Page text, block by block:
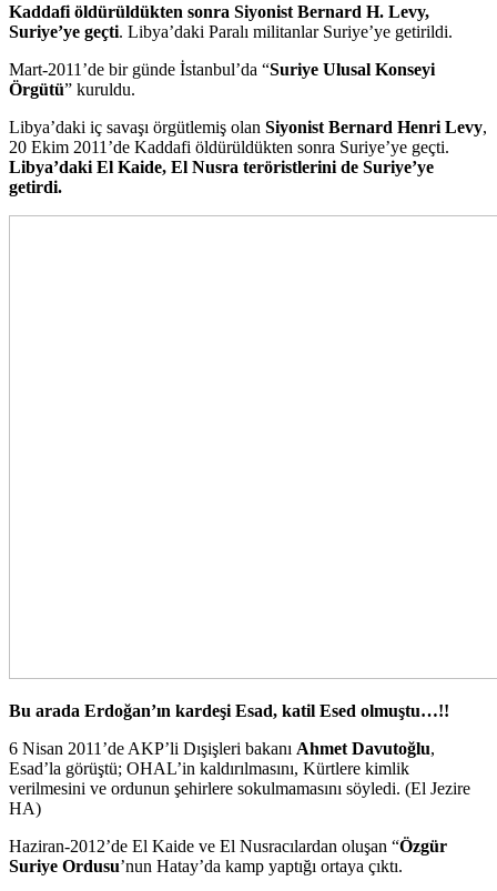
Kaddafi öldürüldükten sonra Siyonist Bernard H. Levy,
Suriye’ye geçti. Libya’daki Paralı militanlar Suriye’ye getirildi.
Mart-2011’de bir günde İstanbul’da “Suriye Ulusal Konseyi
Örgütü” kuruldu.
Libya’daki iç savaşı örgütlemiş olan Siyonist Bernard Henri Levy,
20 Ekim 2011’de Kaddafi öldürüldükten sonra Suriye’ye geçti.
Libya’daki El Kaide, El Nusra teröristlerini de Suriye’ye
getirdi.
Bu arada Erdoğan’ın kardeşi Esad, katil Esed olmuştu…!!
6 Nisan 2011’de AKP’li Dışişleri bakanı Ahmet Davutoğlu,
Esad’la görüştü; OHAL’in kaldırılmasını, Kürtlere kimlik
verilmesini ve ordunun şehirlere sokulmamasını söyledi. (El Jezire
HA)
Haziran-2012’de El Kaide ve El Nusracılardan oluşan “Özgür
Suriye Ordusu’nun Hatay’da kamp yaptığı ortaya çıktı.